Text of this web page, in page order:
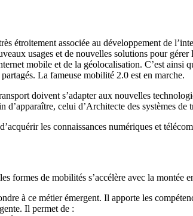
étroitement associée au développement de
usages et de nouvelles solutions pour
mobile et de la géolocalisation. C’est
La fameuse mobilité 2.0 est en marche.
doivent s’adapter aux nouvelles
d’apparaître, celui d’Architecte des systèmes
les connaissances numériques et
formes de mobilités s’accélère avec la montée
à ce métier émergent. Il apporte les
Il permet de :